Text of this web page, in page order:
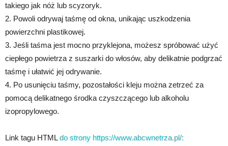
takiego jak nóż lub scyzoryk.
2. Powoli odrywaj taśmę od okna, unikając uszkodzenia
powierzchni plastikowej.
3. Jeśli taśma jest mocno przyklejona, możesz spróbować użyć
ciepłego powietrza z suszarki do włosów, aby delikatnie podgrzać
taśmę i ułatwić jej odrywanie.
4. Po usunięciu taśmy, pozostałości kleju można zetrzeć za
pomocą delikatnego środka czyszczącego lub alkoholu
izopropylowego.
Link tagu HTMLdo strony https://www.abcwnetrza.pl/: